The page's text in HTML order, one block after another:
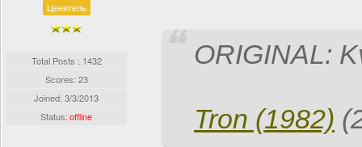
Ценитель
Total Posts : 1432
Scores: 23
Joined: 3/3/2013
Status:offline
ORIGINAL:
Tron (1982)